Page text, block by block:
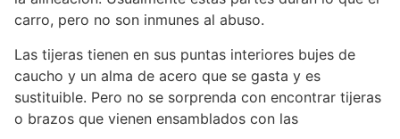
carro, pero no son inmunes al abuso.
Las tijeras tienen en sus puntas interiores bujes de
caucho y un alma de acero que se gasta y es
sustituible. Pero no se sorprenda con encontrar tijeras
o brazos que vienen ensamblados con las